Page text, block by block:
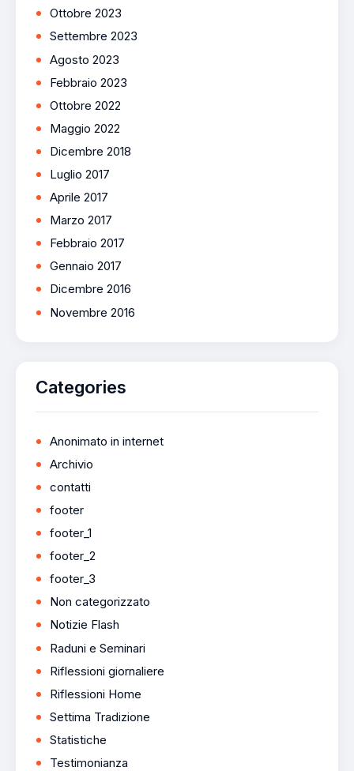
Ottobre 2023
Settembre 2023
Agosto 2023
Febbraio 2023
Ottobre 2022
Maggio 2022
Dicembre 2018
Luglio 2017
Aprile 2017
Marzo 2017
Febbraio 2017
Gennaio 2017
Dicembre 2016
Novembre 2016
Categories
Anonimato in internet
Archivio
contatti
footer
footer_1
footer_2
footer_3
Non categorizzato
Notizie Flash
Raduni e Seminari
Riflessioni giornaliere
Riflessioni Home
Settima Tradizione
Statistiche
Testimonianza